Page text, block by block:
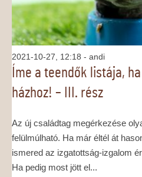
2021-10-27, 12:18 - andi
Íme a teendők listája,
házhoz! – III. rész
Az új családtag megérkezése
felülmúlható. Ha már éltél át
ismered az izgatottság-izgalom
Ha pedig most jött el...